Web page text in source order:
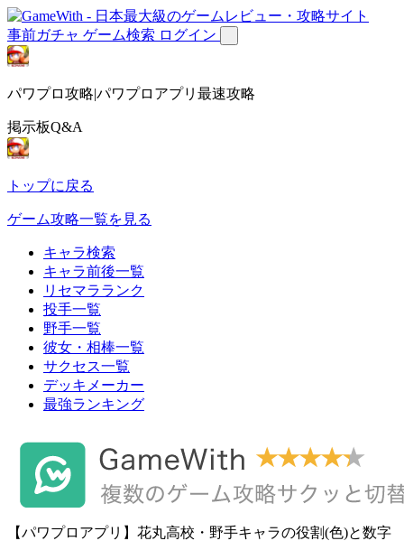
事前ガチャ ゲーム検索 ログイン
パワプロ攻略|パワプロアプリ最速攻略
掲示板Q&A
トップに戻る
ゲーム攻略一覧を見る
キャラ検索
キャラ前後一覧
リセマラランク
投手一覧
野手一覧
彼女・相棒一覧
サクセス一覧
デッキメーカー
最強ランキング
【パワプロアプリ】花丸高校・野手キャラの役割(色)と数字